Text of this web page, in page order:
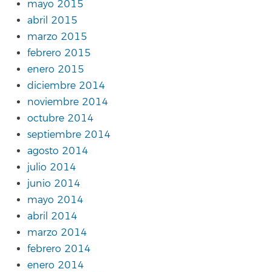
mayo 2015
abril 2015
marzo 2015
febrero 2015
enero 2015
diciembre 2014
noviembre 2014
octubre 2014
septiembre 2014
agosto 2014
julio 2014
junio 2014
mayo 2014
abril 2014
marzo 2014
febrero 2014
enero 2014